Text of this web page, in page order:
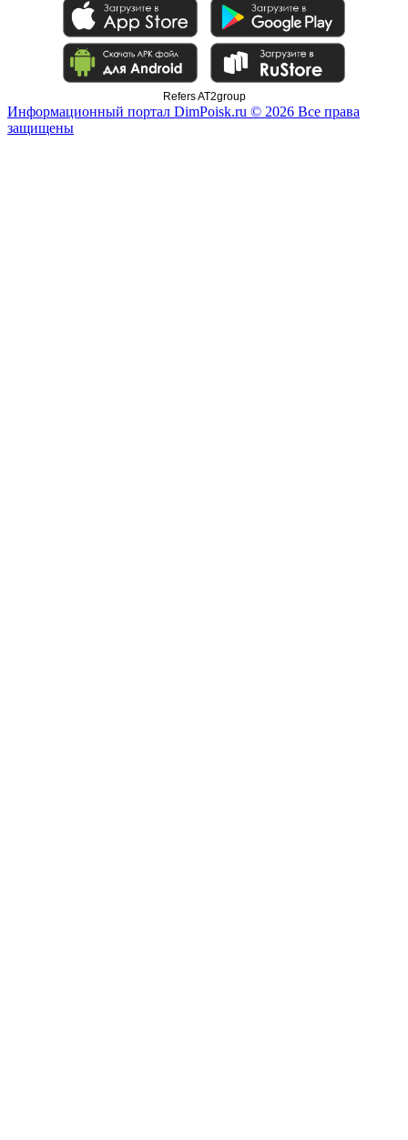
Refers AT2group
Информационный портал DimPoisk.ru © 2026 Все права
защищены